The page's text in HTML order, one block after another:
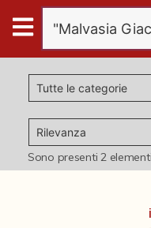
Digital
Humanities
Donazioni
Pubblicazioni
Sono presenti2 elementi